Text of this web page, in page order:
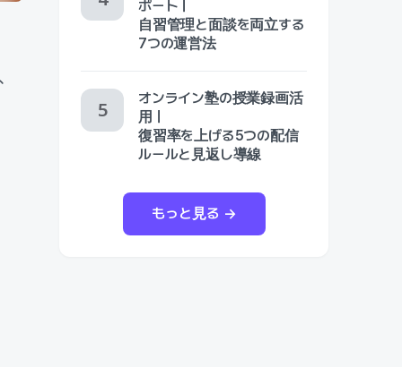
ポート｜
自習管理と面談を両立する
7つの運営法
オンライン塾の授業録画活
用｜
復習率を上げる5つの配信
ルールと見返し導線
もっと見る →